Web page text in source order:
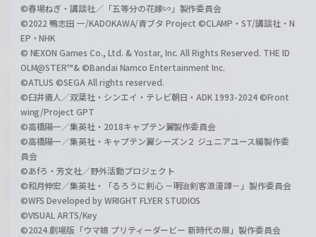
©春場ねぎ・講談社／「五等分の花嫁∽」製作委員会
©2022 鴨志田 一/KADOKAWA/青ブタ Project ©CLAMP・ST/講談社・N
EP・NHK
© NEXON Games Co., Ltd. & Yostar, Inc. All Rights Reserved. THE ID
OLM@STER™& ©Bandai Namco Entertainment Inc.
©ATLUS ©SEGA All rights reserved.
©臼井儀人／双葉社・シンエイ・テレビ朝日・ADK 1993-2024 ©Front
wing/Project GPT
©高橋陽一／集英社・2018キャプテン翼製作委員会
©高橋陽一／集英社・キャプテン翼シーズン２ ジュニアユース編製作委
員会
©あfろ・芳文社／野外活動プロジェクト
©和月伸宏／集英社・「るろうに剣心 －明治剣客浪漫譚－」製作委員会
©WFS Developed by WRIGHT FLYER STUDIOS
©VISUAL ARTS/Key
©2024 劇場版「ウマ娘 プリティーダービー 新時代の扉」製作委員会